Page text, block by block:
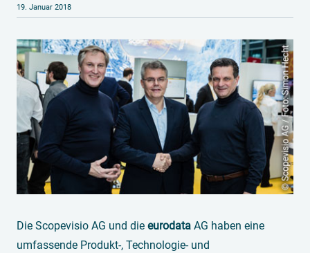
19. Januar 2018
Die Scopevisio AG und die eurodata AG haben eine
umfassende Produkt-, Technologie- und